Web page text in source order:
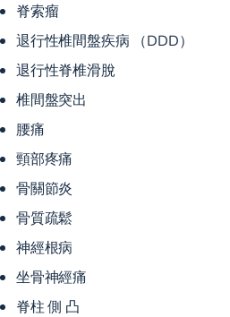
脊索瘤
退行性椎間盤疾病 （DDD）
退行性脊椎滑脫
椎間盤突出
腰痛
頸部疼痛
骨關節炎
骨質疏鬆
神經根病
坐骨神經痛
脊柱 側 凸